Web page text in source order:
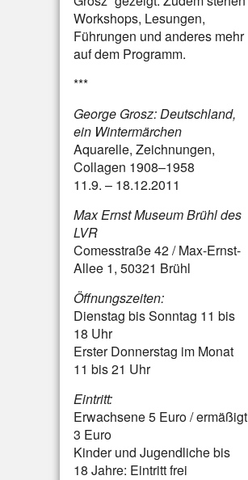
Workshops, Lesungen,
Führungen und anderes mehr
auf dem Programm.
***
George Grosz: Deutschland,
ein Wintermärchen
Aquarelle, Zeichnungen,
Collagen 1908–1958
11.9. – 18.12.2011
Max Ernst Museum Brühl des
LVR
Comesstraße 42 / Max-Ernst-
Allee 1, 50321 Brühl
Öffnungszeiten:
Dienstag bis Sonntag 11 bis
18 Uhr
Erster Donnerstag im Monat
11 bis 21 Uhr
Eintritt:
Erwachsene 5 Euro / ermäßigt
3 Euro
Kinder und Jugendliche bis
18 Jahre: Eintritt frei